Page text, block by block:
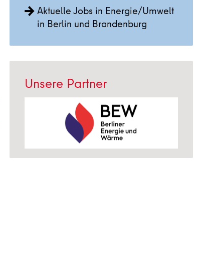
Aktuelle Jobs in Energie/Umwelt
in Berlin und Brandenburg
Unsere Partner